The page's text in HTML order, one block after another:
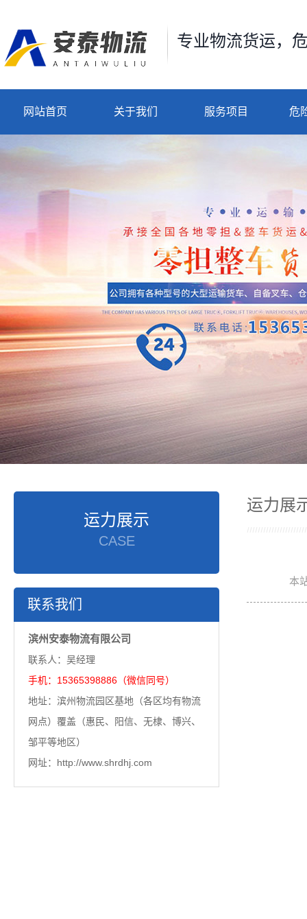
专业物流货运，
网站首页 关于我们 服务项目 危
运力展示
CASE
联系我们
滨州安泰物流有限公司
联系人：吴经理
手机：15365398886（微信同号）
地址：滨州物流园区基地（各区均有物流
网点）覆盖（惠民、阳信、无棣、博兴、
邹平等地区）
网址：http://www.shrdhj.com
运力展
本